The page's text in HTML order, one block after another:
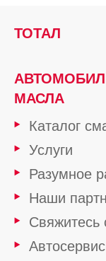
ТОТАЛ
МАСЛА
Каталог
Услуги
Разумное
Наши
Свяжитесь